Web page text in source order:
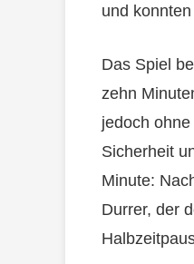
und
Das Spiel
zehn
jedoch
Sicherheit
Minute:
Durrer, der